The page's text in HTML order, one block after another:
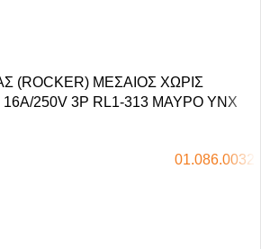
(ROCKER) ΜΕΣΑΙΟΣ ΧΩΡΙΣ
16A/250V 3P RL1-313 ΜΑΥΡΟ YNX
01.086.0032